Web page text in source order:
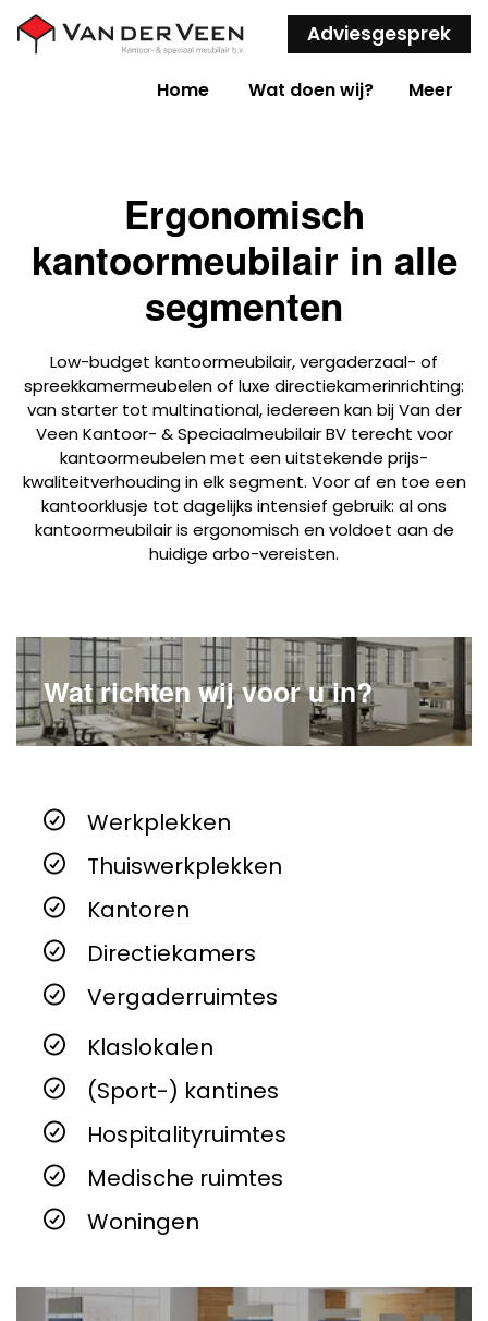
Adviesgesprek
Home Wat doen wij? Meer
Ergonomisch
kantoormeubilair in alle
segmenten
Low-budget kantoormeubilair, vergaderzaal- of
spreekkamermeubelen of luxe directiekamerinrichting:
van starter tot multinational, iedereen kan bij Van der
Veen Kantoor- & Speciaalmeubilair BV terecht voor
kantoormeubelen met een uitstekende prijs-
kwaliteitverhouding in elk segment. Voor af en toe een
kantoorklusje tot dagelijks intensief gebruik: al ons
kantoormeubilair is ergonomisch en voldoet aan de
huidige arbo-vereisten.
Wat richten wij voor u in?
Werkplekken
Thuiswerkplekken
Kantoren
Directiekamers
Vergaderruimtes
Klaslokalen
(Sport-) kantines
Hospitalityruimtes
Medische ruimtes
Woningen